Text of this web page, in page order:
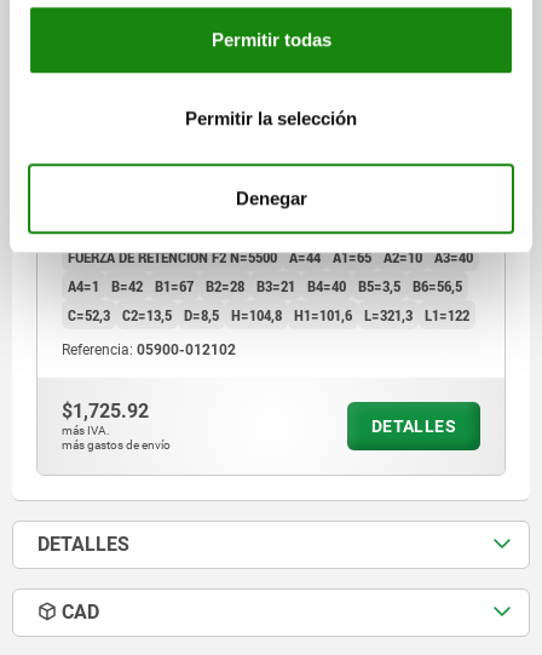
Permitir todas
Permitir la selección
Denegar
SEGURIDAD, PIE HORIZONTAL F1=2400, HUSILLO DE
PRESIÓN AJUSTA M12X70, ACERO NITROCARB. Y
FUERZA DE SUJECIÓN F4 N=2800 HUSILLO DE PRESIÓN=M12X70
ÁNGULO DE APERTURA DEL BRAZO DE SUJECIÓN=88°
ÁNGULO DE APERTURA DE LA EMPUÑADURA=68°
FUERZA MANUAL FH N=280 FUERZA DE RETENCIÓN F1 N=2400
FUERZA DE RETENCIÓN F2 N=5500 A=44 A1=65 A2=10 A3=40
A4=1
B=42 B1=67 B2=28 B3=21 B4=40 B5=3,5 B6=56,5
C=52,3 C2=13,5 D=8,5 H=104,8 H1=101,6 L=321,3 L1=122
Referencia: 05900-012102
$1,725.92
más IVA.
más gastos de envío
DETALLES
DETALLES
CAD